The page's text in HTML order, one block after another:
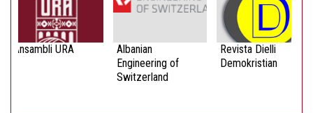
Ansambli URA
Albanian
Engineering of
Switzerland
Revista Dielli
Demokristian